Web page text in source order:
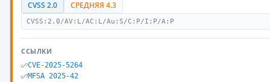
CVSS 2.0 СРЕДНЯЯ 4.3
CVSS:2.0/AV:L/AC:L/Au:S/C:P/I:P/A:P
ССЫЛКИ
CVE-2025-5264
MFSA 2025-42